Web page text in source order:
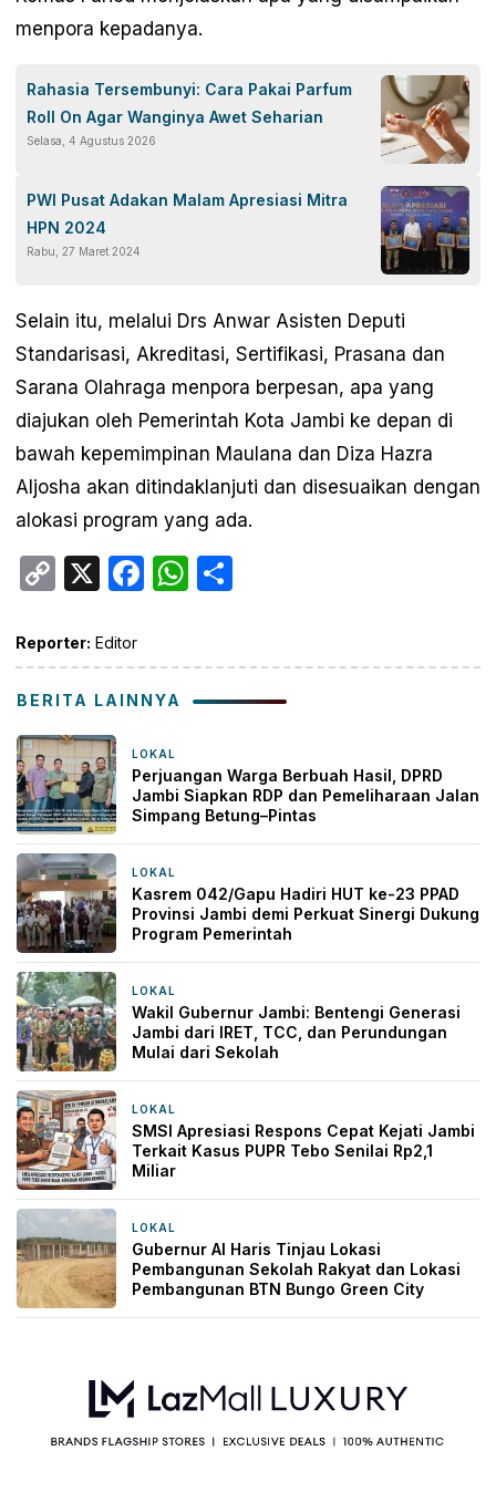
menpora kepadanya.
Rahasia Tersembunyi: Cara Pakai Parfum
Roll On Agar Wanginya Awet Seharian
Selasa, 4 Agustus 2026
PWI Pusat Adakan Malam Apresiasi Mitra
HPN 2024
Rabu, 27 Maret 2024
Selain itu, melalui Drs Anwar Asisten Deputi
Standarisasi, Akreditasi, Sertifikasi, Prasana dan
Sarana Olahraga menpora berpesan, apa yang
diajukan oleh Pemerintah Kota Jambi ke depan di
bawah kepemimpinan Maulana dan Diza Hazra
Aljosha akan ditindaklanjuti dan disesuaikan dengan
alokasi program yang ada.
Copy
X Facebook
WhatsApp
Reporter: Editor
BERITA LAINNYA
LOKAL
Perjuangan Warga Berbuah Hasil, DPRD
Jambi Siapkan RDP dan Pemeliharaan Jalan
Simpang Betung–Pintas
LOKAL
Kasrem 042/Gapu Hadiri HUT ke-23 PPAD
Provinsi Jambi demi Perkuat Sinergi Dukung
Program Pemerintah
LOKAL
Wakil Gubernur Jambi: Bentengi Generasi
Jambi dari IRET, TCC, dan Perundungan
Mulai dari Sekolah
LOKAL
SMSI Apresiasi Respons Cepat Kejati Jambi
Terkait Kasus PUPR Tebo Senilai Rp2,1
Miliar
LOKAL
Gubernur Al Haris Tinjau Lokasi
Pembangunan Sekolah Rakyat dan Lokasi
Pembangunan BTN Bungo Green City